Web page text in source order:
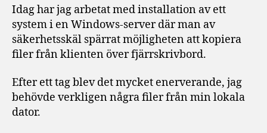
Idag har jag arbetat med installation av ett
system i en Windows-server där man av
säkerhetsskäl spärrat möjligheten att kopiera
filer från klienten över fjärrskrivbord.
Efter ett tag blev det mycket enerverande, jag
behövde verkligen några filer från min lokala
dator.